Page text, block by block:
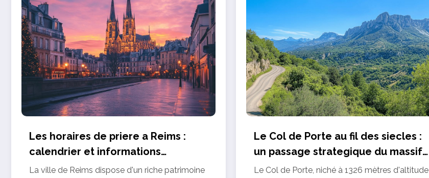
Les horaires de priere a Reims :
calendrier et informations
essentielles
La ville de Reims dispose d'un riche patrimoine
Le Col de Porte au fil des siecles :
un passage strategique du massif
de la Chartreuse
Le Col de Porte, niché à 1326 mètres d'altitude